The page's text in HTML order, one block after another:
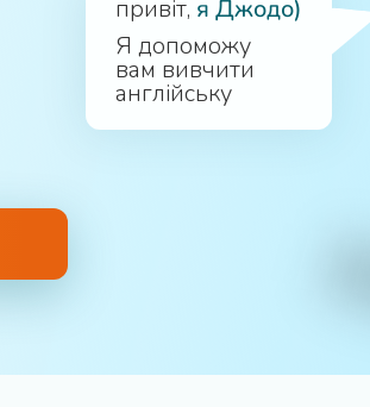
привіт, я Джодо)
Я допоможу
вам вивчити
англійську